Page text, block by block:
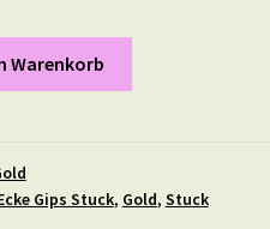
Warenkorb
Gips Stuck, Gold, Stuck